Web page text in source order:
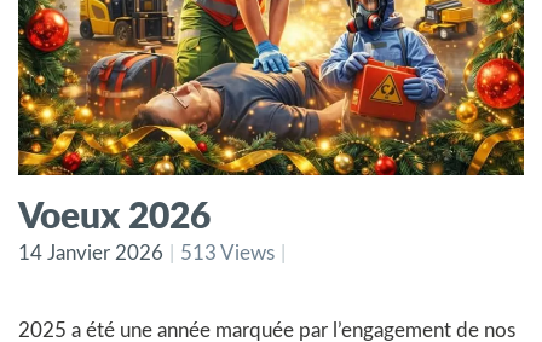
Voeux 2026
14 Janvier 2026 513 Views
2025 a été une année marquée par l’engagement de nos